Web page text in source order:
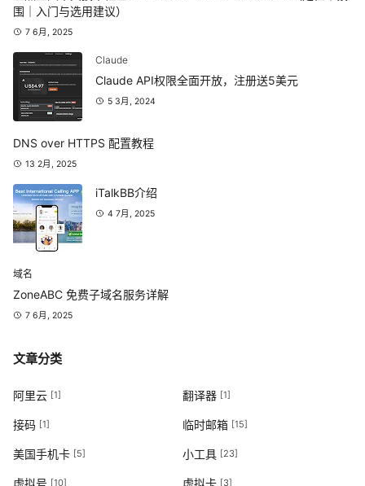
围｜入门与选用建议）
7 6月, 2025
Claude
Claude API权限全面开放，注册送5美元
5 3月, 2024
DNS over HTTPS 配置教程
13 2月, 2025
iTalkBB介绍
4 7月, 2025
域名
ZoneABC 免费子域名服务详解
7 6月, 2025
文章分类
阿里云 [1] 翻译器 [1]
接码 [1] 临时邮箱 [15]
美国手机卡 [5] 小工具 [23]
虚拟号 [10] 虚拟卡 [3]